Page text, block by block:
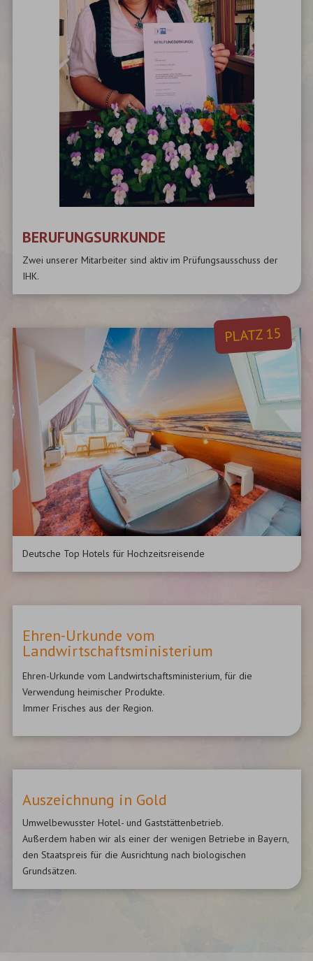
BERUFUNGSURKUNDE
Zwei unserer Mitarbeiter sind aktiv im Prüfungsausschuss der
IHK.
PLATZ 15
Deutsche Top Hotels für Hochzeitsreisende
Ehren-Urkunde vom
Landwirtschaftsministerium
Ehren-Urkunde vom Landwirtschaftsministerium, für die
Verwendung heimischer Produkte.
Immer Frisches aus der Region.
Auszeichnung in Gold
Umwelbewusster Hotel- und Gaststättenbetrieb.
Außerdem haben wir als einer der wenigen Betriebe in Bayern,
den Staatspreis für die Ausrichtung nach biologischen
Grundsätzen.